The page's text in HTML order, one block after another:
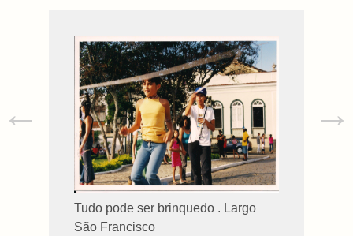
Tudo pode ser brinquedo . Largo
São Francisco
← →